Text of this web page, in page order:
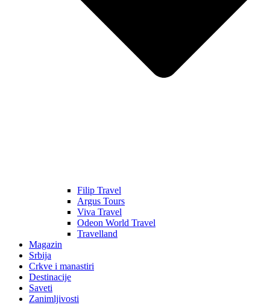
Filip Travel
Argus Tours
Viva Travel
Odeon World Travel
Travelland
Magazin
Srbija
Crkve i manastiri
Destinacije
Saveti
Zanimljivosti